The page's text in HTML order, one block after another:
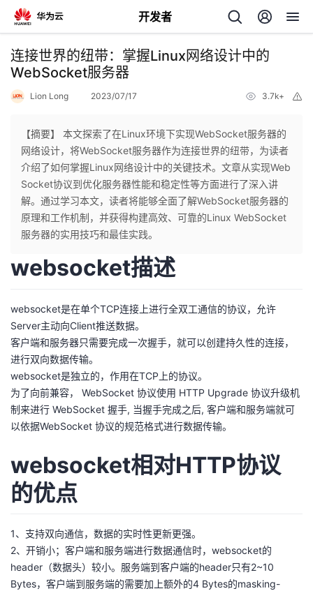
开发者
返
回
个
人
主
页
我
的
开
发
者
的
客
我
论
坛
的
圈
子
我
的
直
播
我
的
活
我
的
我
连接世界的纽带：掌握Linux网络设计中的
WebSocket服务器
Lion Long 2023/07/17 3.7k+
【摘要】 本文探索了在Linux环境下实现WebSocket服务器的
网络设计，将WebSocket服务器作为连接世界的纽带，为读者
介绍了如何掌握Linux网络设计中的关键技术。文章从实现Web
Socket协议到优化服务器性能和稳定性等方面进行了深入讲
解。通过学习本文，读者将能够全面了解WebSocket服务器的
原理和工作机制，并获得构建高效、可靠的Linux WebSocket
服务器的实用技巧和最佳实践。
websocket描述
websocket是在单个TCP连接上进行全双工通信的协议，允许
Server主动向Client推送数据。
客户端和服务器只需要完成一次握手，就可以创建持久性的连接，
进行双向数据传输。
websocket是独立的，作用在TCP上的协议。
为了向前兼容， WebSocket 协议使用 HTTP Upgrade 协议升级机
制来进行 WebSocket 握手, 当握手完成之后, 客户端和服务端就可
以依据WebSocket 协议的规范格式进行数据传输。
websocket相对HTTP协议
的优点
1、支持双向通信，数据的实时性更新更强。
2、开销小；客户端和服务端进行数据通信时，websocket的
header（数据头）较小。服务端到客户端的header只有2~10
Bytes，客户端到服务端的需要加上额外的4 Bytes的masking-